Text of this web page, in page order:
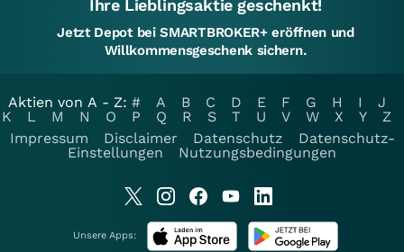
Ihre Lieblingsaktie geschenkt!
Jetzt Depot bei SMARTBROKER+ eröffnen und
Willkommensgeschenk sichern.
Aktien von A - Z: # A B C D E F G H I
J
K
L M N O P Q R S T U V W X Y
Z
Impressum
Disclaimer Datenschutz
Datenschutz-
Einstellungen
Nutzungsbedingungen
Unsere Apps: